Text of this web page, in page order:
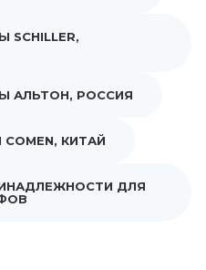
АЛЬТОН, РОССИЯ
КИТАЙ
ДЛЯ